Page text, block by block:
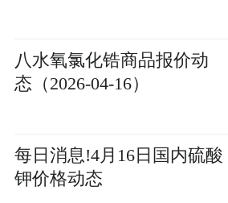
八水氧氯化锆商品报价动
态（2026-04-16）
每日消息!4月16日国内硫酸
钾价格动态